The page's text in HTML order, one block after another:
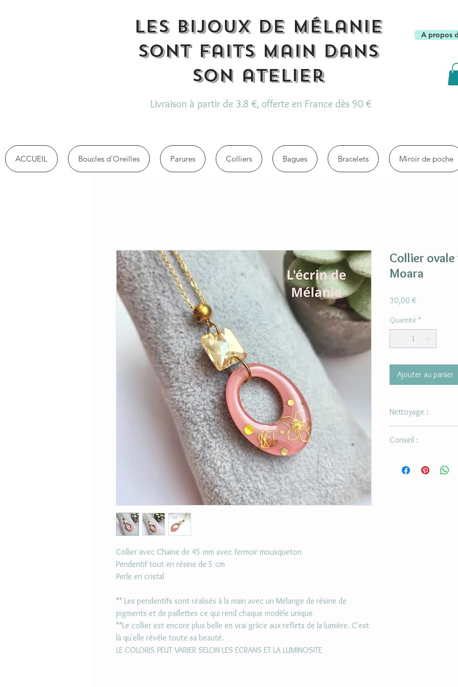
Les bijoux de Mélanie
sont faits main dans
son atelier
Livraison à partir de 3.8 €, offerte en France dès 90 €
A propos
ACCUEIL Boucles d'Oreilles Parures Colliers Bagues Bracelets Miroir de poche
Collier avec Chaine de 45 mm avec fermoir mousqueton
Pendentif tout en résine de 5 cm
Perle en cristal
** Les pendentifs sont réalisés à la main avec un Mélange de résine de
pigments et de paillettes ce qui rend chaque modèle unique
**Le collier est encore plus belle en vrai grâce aux reflets de la lumière. C'est
là qu'elle révèle toute sa beauté.
LE COLORIS PEUT VARIER SELON LES ECRANS ET LA LUMINOSITE
Collier
Moara
30,00 €
Quantité *
Ajouter au panier
Nettoyage :
Utiliser un chiffon
Conseil :
mouiller et de mettre